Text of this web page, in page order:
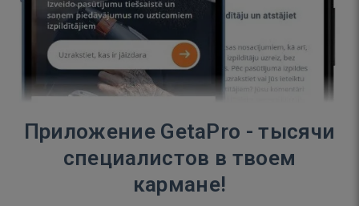
Приложение GetaPro - тысячи
специалистов в твоем
кармане!